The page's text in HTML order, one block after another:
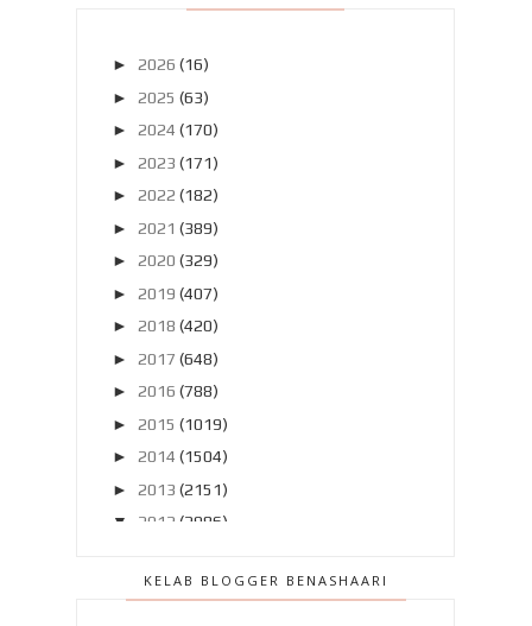
► 2026 (16)
► 2025 (63)
► 2024 (170)
► 2023 (171)
► 2022 (182)
► 2021 (389)
► 2020 (329)
► 2019 (407)
► 2018 (420)
► 2017 (648)
► 2016 (788)
► 2015 (1019)
► 2014 (1504)
► 2013 (2151)
▼
2012 (2986)
►November 2012 (211)
KELAB BLOGGER BENASHAARI